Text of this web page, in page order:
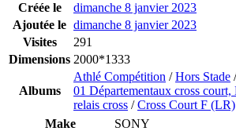
Créée le
dimanche 8 janvier 2023
Ajoutée le dimanche 8 janvier 2023
Visites
291
Dimensions 2000*1333
Albums
Athlé Compétition /Hors Stade
01 Départementaux cross
relais cross /Cross Court F (LR)
Make
SONY